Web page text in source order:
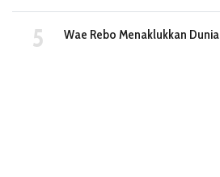
Wae Rebo Menaklukkan Dunia